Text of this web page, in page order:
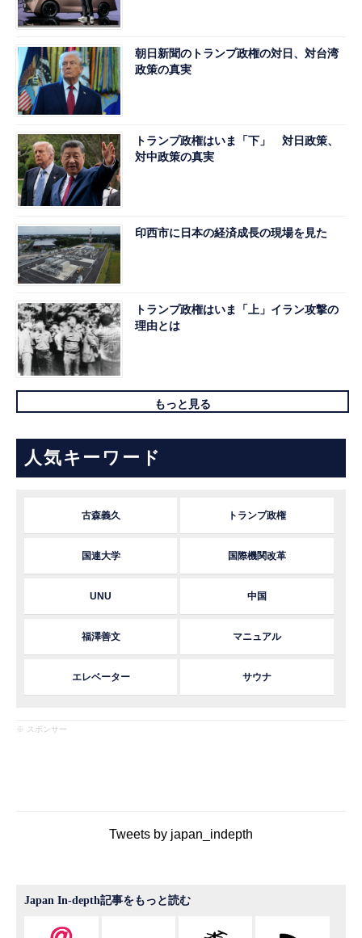
朝日新聞のトランプ政権の対日、対台湾
政策の真実
トランプ政権はいま「下」 対日政策、
対中政策の真実
印西市に日本の経済成長の現場を見た
トランプ政権はいま「上」イラン攻撃の
理由とは
もっと見る
人気キーワード
古森義久 トランプ政権
国連大学 国際機関改革
UNU 中国
福澤善文 マニュアル
エレベーター サウナ
※ スポンサー
Tweets by japan_indepth
Japan In-depth記事をもっと読む